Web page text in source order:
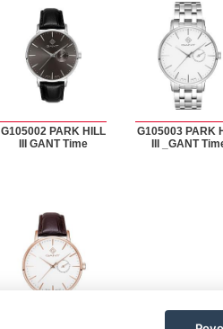
G105002 PARK HILL
III GANT Time
G105003 PARK
III _GANT